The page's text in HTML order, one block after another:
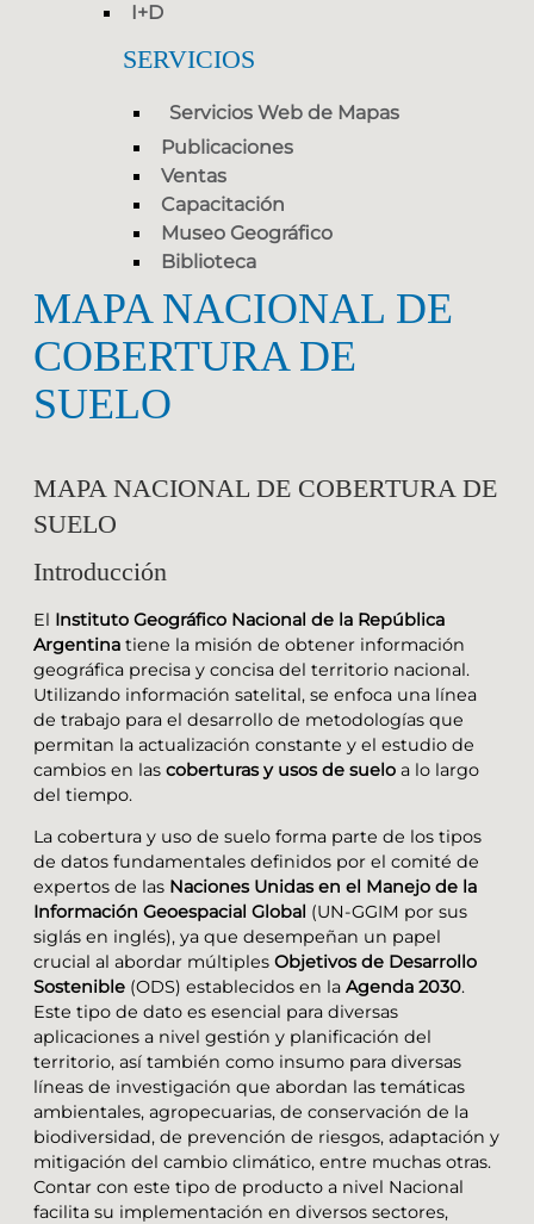
I+D
SERVICIOS
Servicios Web de Mapas
Publicaciones
Ventas
Capacitación
Museo Geográfico
Biblioteca
MAPA NACIONAL DE
COBERTURA DE
SUELO
MAPA NACIONAL DE COBERTURA DE
SUELO
Introducción
El Instituto Geográfico Nacional de la República
Argentina tiene la misión de obtener información
geográfica precisa y concisa del territorio nacional.
Utilizando información satelital, se enfoca una línea
de trabajo para el desarrollo de metodologías que
permitan la actualización constante y el estudio de
cambios en las coberturas y usos de suelo a lo largo
del tiempo.
La cobertura y uso de suelo forma parte de los tipos
de datos fundamentales definidos por el comité de
expertos de las Naciones Unidas en el Manejo de la
Información Geoespacial Global (UN-GGIM por sus
siglás en inglés), ya que desempeñan un papel
crucial al abordar múltiples Objetivos de Desarrollo
Sostenible (ODS) establecidos en la Agenda 2030.
Este tipo de dato es esencial para diversas
aplicaciones a nivel gestión y planificación del
territorio, así también como insumo para diversas
líneas de investigación que abordan las temáticas
ambientales, agropecuarias, de conservación de la
biodiversidad, de prevención de riesgos, adaptación y
mitigación del cambio climático, entre muchas otras.
Contar con este tipo de producto a nivel Nacional
facilita su implementación en diversos sectores,